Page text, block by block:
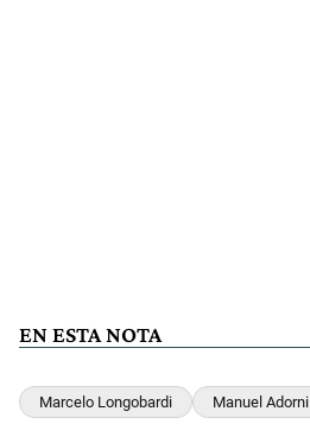
EN ESTA NOTA
Marcelo Longobardi Manuel Adorni